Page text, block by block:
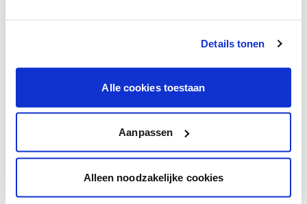
Details tonen
Alle cookies toestaan
Aanpassen
Alleen noodzakelijke cookies
Ontdek er kleurechte stalen van je
kleurenselectie.
Bekijk er de bijhorende tinten om je kleur